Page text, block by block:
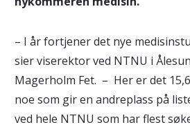
– I år fortjener det nye
sier viserektor ved NTNU i
Magerholm Fet. – Her er det
noe som gir en andreplass på
ved hele NTNU som har flest